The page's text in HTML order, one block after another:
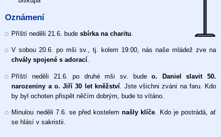
6.
Oznámení
Příští neděli 21.6. budesbírka na charitu
V sobou 20.6. po mši sv., tj. kolem 19:00, nás naše mládež zve na
chvály spojené s adorací.
Příští neděli 21.6. po druhé mši sv. budeo. Daniel slavit 50.
narozeniny a o. Jiří 30 let kněžství. Jste všichni zváni na faru. Kdo
by byl ochoten přispět něčím dobrým, bude to vítáno.
Minulou neděli 7.6. se před kostelemnašly klíče. Kdo je postrádá, ať
se hlásí v sakristii.